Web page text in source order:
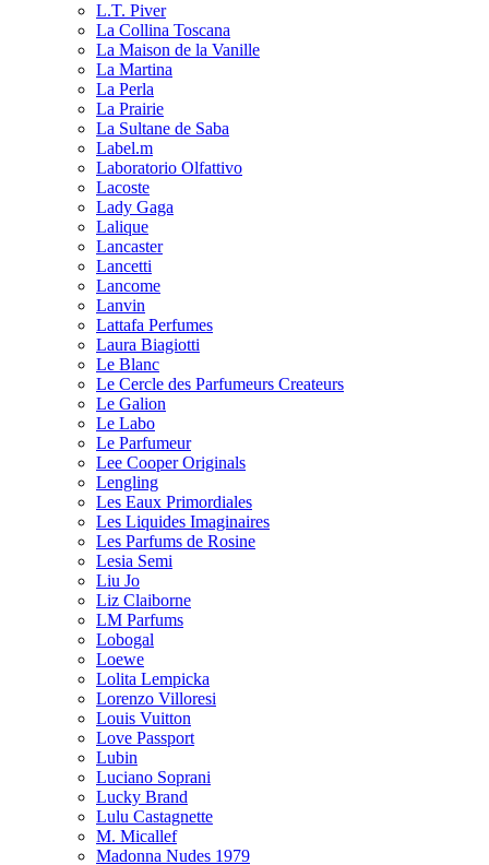
L.T. Piver
La Collina Toscana
La Maison de la Vanille
La Martina
La Perla
La Prairie
La Sultane de Saba
Label.m
Laboratorio Olfattivo
Lacoste
Lady Gaga
Lalique
Lancaster
Lancetti
Lancome
Lanvin
Lattafa Perfumes
Laura Biagiotti
Le Blanc
Le Cercle des Parfumeurs Createurs
Le Galion
Le Labo
Le Parfumeur
Lee Cooper Originals
Lengling
Les Eaux Primordiales
Les Liquides Imaginaires
Les Parfums de Rosine
Lesia Semi
Liu Jo
Liz Claiborne
LM Parfums
Lobogal
Loewe
Lolita Lempicka
Lorenzo Villoresi
Louis Vuitton
Love Passport
Lubin
Luciano Soprani
Lucky Brand
Lulu Castagnette
M. Micallef
Madonna Nudes 1979